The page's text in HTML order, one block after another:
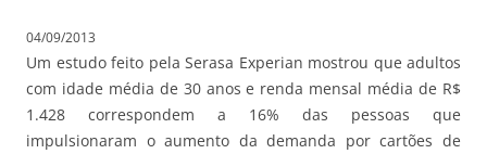
04/09/2013
Um estudo feito pela Serasa Experian mostrou que adultos
com idade média de 30 anos e renda mensal média de R$
1.428 correspondem a 16% das pessoas que
impulsionaram o aumento da demanda por cartões de